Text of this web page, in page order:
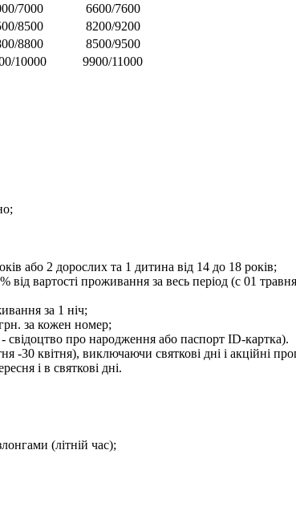
7000
6600/7600
8500
8200/9200
8800
8500/9500
10000 9900/11000
або 2 дорослих та 1 дитина від 14 до 18 років;
вартості проживання за весь період (с 01
за 1 ніч;
за кожен номер;
свідоцтво про народження або паспорт ID-картка).
-30 квітня), виключаючи святкові дні і акційні
і в святкові дні.
(літній час);